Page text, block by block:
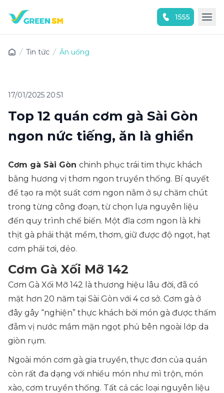
1555
Tin tức Ăn uống
17/01/2025 20:51
Top 12 quán cơm gà Sài Gòn
ngon nức tiếng, ăn là ghiền
Cơm gà Sài Gòn chinh phục trái tim thực khách
bằng hương vị thơm ngon truyền thống. Bí quyết
để tạo ra một suất cơm ngon nằm ở sự chăm chút
trong từng công đoạn, từ chọn lựa nguyên liệu
đến quy trình chế biến. Một đĩa cơm ngon là khi
thịt gà phải thật mềm, thơm, giữ được độ ngọt, hạt
cơm phải tơi, dẻo.
Cơm Gà Xối Mỡ 142
Cơm Gà Xối Mỡ 142 là thương hiệu lâu đời, đã có
mặt hơn 20 năm tại Sài Gòn với 4 cơ sở. Cơm gà ở
đây gây “nghiện” thực khách bởi món gà được thấm
đẫm vị nước mắm mặn ngọt phủ bên ngoài lớp da
giòn rụm.
Ngoài món cơm gà gia truyền, thực đơn của quán
còn rất đa dạng với nhiều món như mì trộn, món
xào, cơm truyền thống. Tất cả các loại nguyên liệu